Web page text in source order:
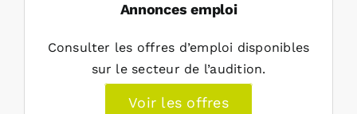
Annonces emploi
Consulter les offres d’emploi disponibles
sur le secteur de l’audition.
Voir les offres